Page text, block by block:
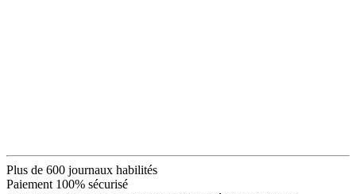
Plus de 600 journaux habilités
Paiement 100% sécurisé